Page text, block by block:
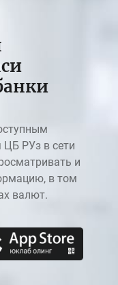
РУз в сети
и
в том
валют.